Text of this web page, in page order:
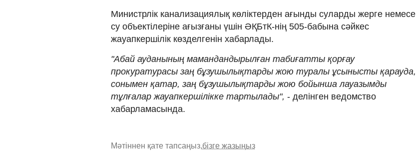
Министрлік канализациялық көліктерден ағынды суларды жерге немесе
су объектілеріне ағызғаны үшін ӘҚБтК-нің 505-бабына сәйкес
жауапкершілік көзделгенін хабарлады.
"Абай ауданының мамандандырылған табиғатты қорғау
прокуратурасы заң бұзушылықтарды жою туралы ұсынысты қарауда,
сонымен қатар, заң бұзушылықтарды жою бойынша лауазымды
тұлғалар жауапкершілікке тартылады", - делінген ведомство
хабарламасында.
Мәтіннен қате тапсаңыз,бізге жазыңыз